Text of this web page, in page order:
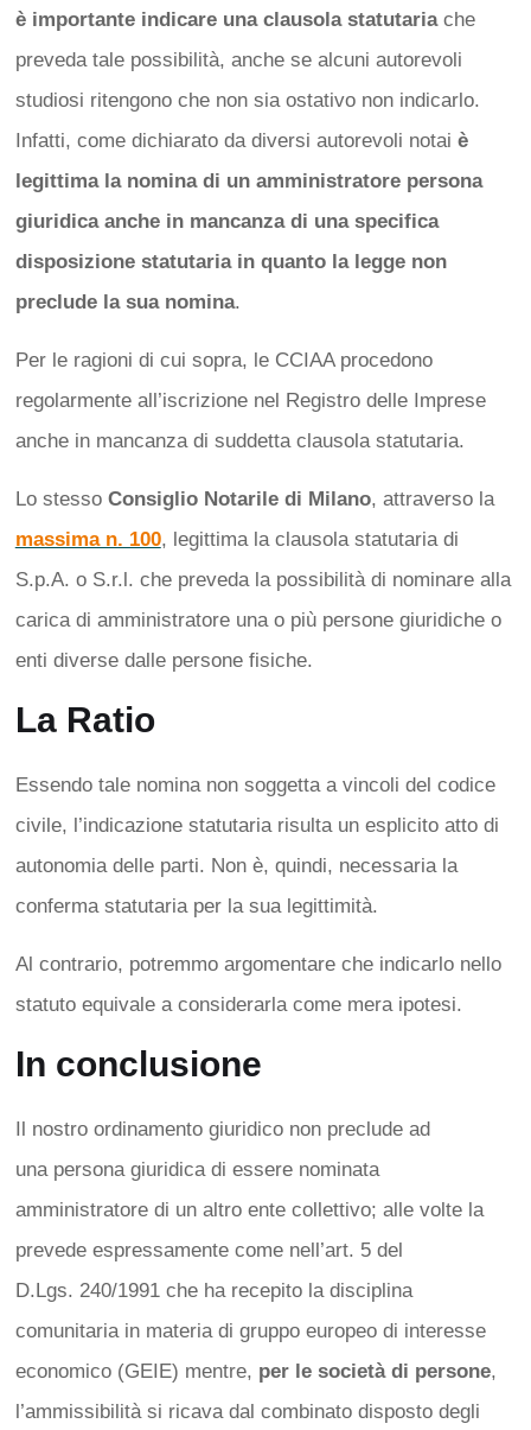
è importante indicare una clausola statutaria che
preveda tale possibilità, anche se alcuni autorevoli
studiosi ritengono che non sia ostativo non indicarlo.
Infatti, come dichiarato da diversi autorevoli notai è
legittima la nomina di un amministratore persona
giuridica anche in mancanza di una specifica
disposizione statutaria in quanto la legge non
preclude la sua nomina.
Per le ragioni di cui sopra, le CCIAA procedono
regolarmente all’iscrizione nel Registro delle Imprese
anche in mancanza di suddetta clausola statutaria.
Lo stesso Consiglio Notarile di Milano, attraverso la
massima n. 100, legittima la clausola statutaria di
S.p.A. o S.r.l. che preveda la possibilità di nominare alla
carica di amministratore una o più persone giuridiche o
enti diverse dalle persone fisiche.
La Ratio
Essendo tale nomina non soggetta a vincoli del codice
civile, l’indicazione statutaria risulta un esplicito atto di
autonomia delle parti. Non è, quindi, necessaria la
conferma statutaria per la sua legittimità.
Al contrario, potremmo argomentare che indicarlo nello
statuto equivale a considerarla come mera ipotesi.
In conclusione
Il nostro ordinamento giuridico non preclude ad
una persona giuridica di essere nominata
amministratore di un altro ente collettivo; alle volte la
prevede espressamente come nell’art. 5 del
D.Lgs. 240/1991 che ha recepito la disciplina
comunitaria in materia di gruppo europeo di interesse
economico (GEIE) mentre, per le società di persone,
l’ammissibilità si ricava dal combinato disposto degli